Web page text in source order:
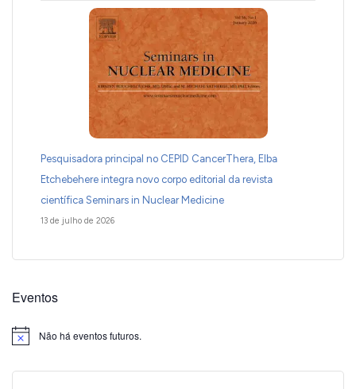
Pesquisadora principal no CEPID CancerThera, Elba
Etchebehere integra novo corpo editorial da revista
científica Seminars in Nuclear Medicine
13 de julho de 2026
Eventos
Notice Não há eventos futuros.